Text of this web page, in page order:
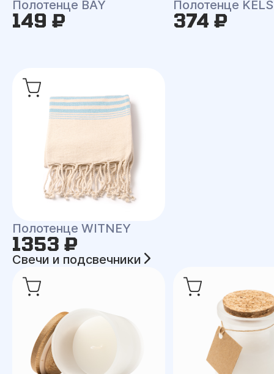
Полотенце BAY
149 ₽
Полотенце
374 ₽
Полотенце WITNEY
1353 ₽
Свечи и подсвечники